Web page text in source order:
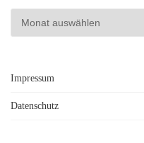
Archiv
Impressum
Datenschutz